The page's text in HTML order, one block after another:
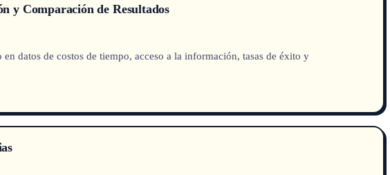
y Comparación de Resultados
datos de costos de tiempo, acceso a la información, tasas de éxito y